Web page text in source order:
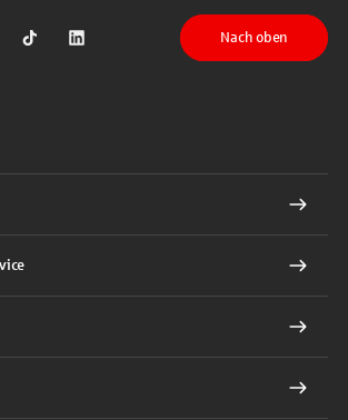
auf Youtubeauf Instagram
Sparkasse auf TikTok
Sparkasse auf LinkedIn
Nach oben